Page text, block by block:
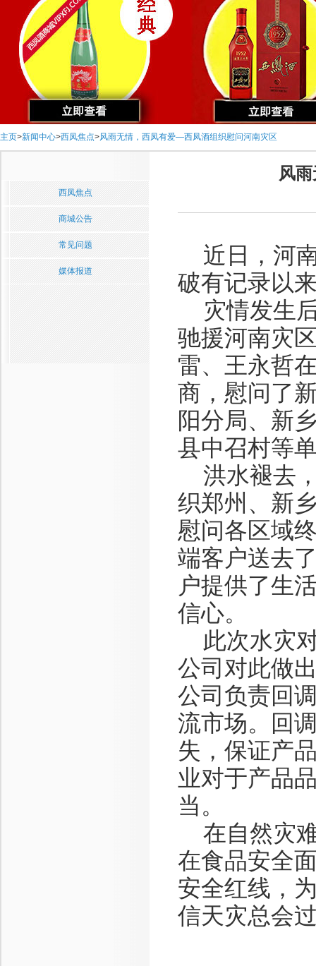
主页>新闻中心>西凤焦点>风雨无情，西凤有爱—西凤酒组织慰问河南灾区
西凤焦点
商城公告
常见问题
媒体报道
风
近日，河
破有记录以
灾情发生
驰援河南灾
雷、王永哲
商，慰问了
阳分局、新
县中召村等
洪水褪去
织郑州、新
慰问各区域
端客户送去
户提供了生
信心。
此次水灾
公司对此做
公司负责回
流市场。回
失，保证产
业对于产品
当。
在自然灾
在食品安全
安全红线，
信天灾总会